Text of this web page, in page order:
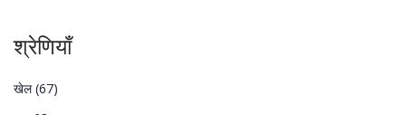
श्रेणियाँ
खेल(67)